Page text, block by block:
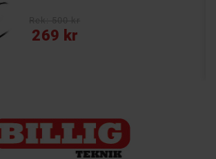
269 kr
Pris